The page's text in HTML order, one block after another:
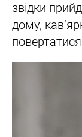
звідки
дому,